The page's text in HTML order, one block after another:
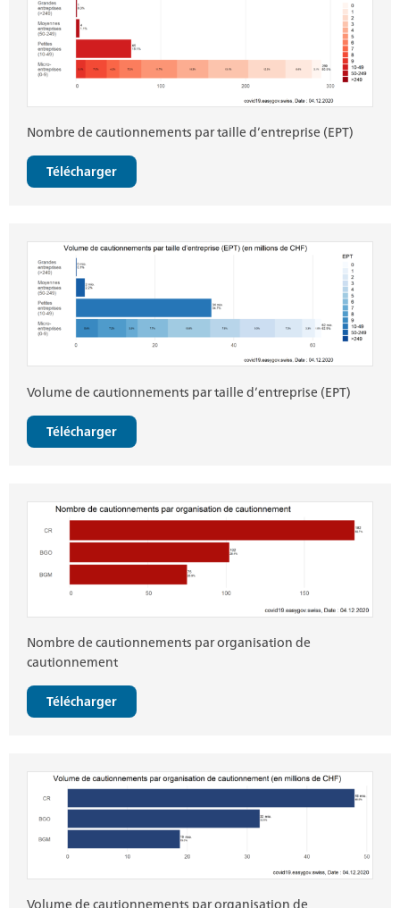
Nombre de cautionnements par taille d’entreprise (EPT)
Télécharger
Volume de cautionnements par taille d’entreprise (EPT)
Télécharger
Nombre de cautionnements par organisation de
cautionnement
Télécharger
Volume de cautionnements par organisation de